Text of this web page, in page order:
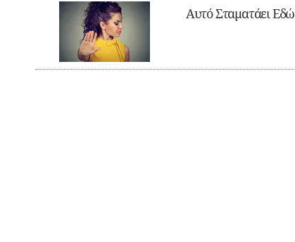
Αυτό Σταματάει Εδώ